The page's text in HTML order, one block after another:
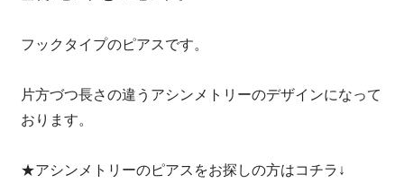
フックタイプのピアスです。
片方づつ長さの違うアシンメトリーのデザインになって
おります。
★アシンメトリーのピアスをお探しの方はコチラ↓